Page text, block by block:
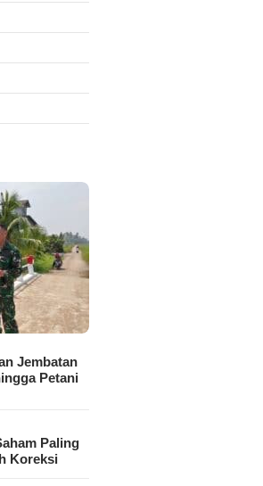
Jembatan
Petani
Paling
Koreksi